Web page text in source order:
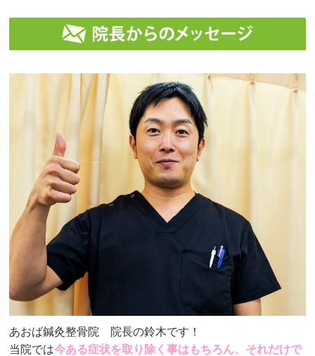
あおば鍼灸整骨院 院長の鈴木です！
当院では今ある症状を取り除く事はもちろん、それだけで